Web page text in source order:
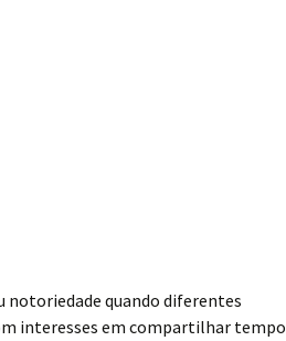
notoriedade quando diferentes
interesses em compartilhar tempo